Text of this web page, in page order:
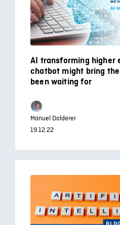
AI transforming higher
chatbot might bring the
been waiting for
Manuel Dolderer
19.12.22